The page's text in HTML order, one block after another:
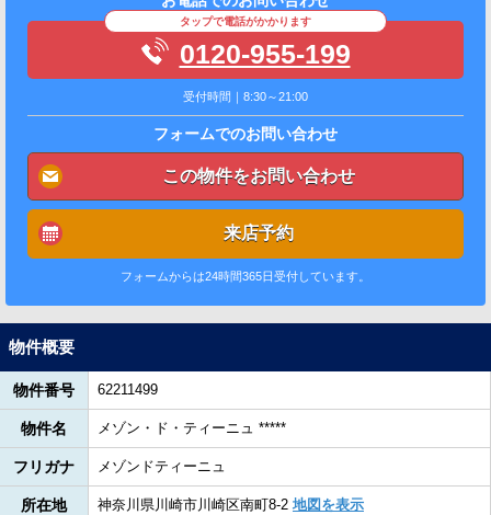
タップで電話がかかります
0120-955-199
受付時間｜8:30～21:00
フォームでのお問い合わせ
この物件をお問い合わせ
来店予約
フォームからは24時間365日受付しています。
物件概要
物件番号 62211499
物件名 メゾン・ド・ティーニュ *****
フリガナ メゾンドティーニュ
所在地 神奈川県川崎市川崎区南町8-2 地図を表示